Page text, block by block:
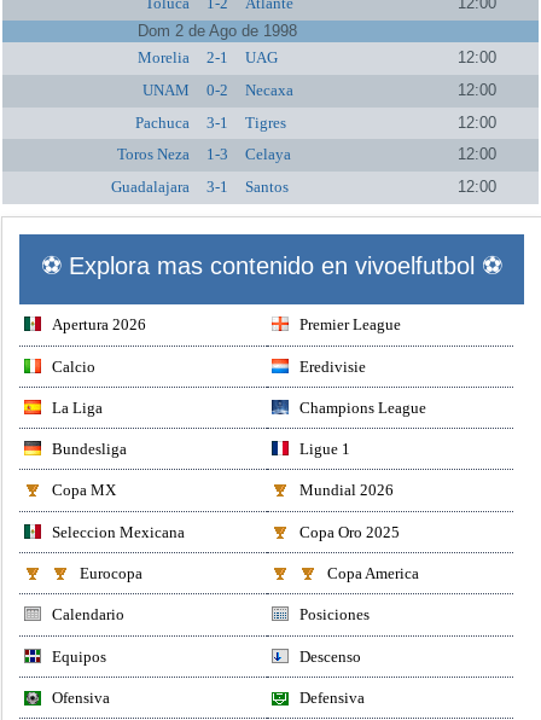
Dom 2 de Ago de 1998
Morelia
2-1 UAG
12:00
UNAM
0-2 Necaxa
12:00
Pachuca
3-1 Tigres
12:00
Toros Neza
1-3 Celaya
12:00
Guadalajara
3-1 Santos 12:00
⚽ Explora mas contenido en vivoelfutbol ⚽
Apertura 2026 Premier League
Calcio Eredivisie
La Liga Champions League
Bundesliga Ligue 1
Copa MX Mundial 2026
Seleccion Mexicana Copa Oro 2025
Eurocopa Copa America
Calendario Posiciones
Equipos Descenso
Ofensiva Defensiva